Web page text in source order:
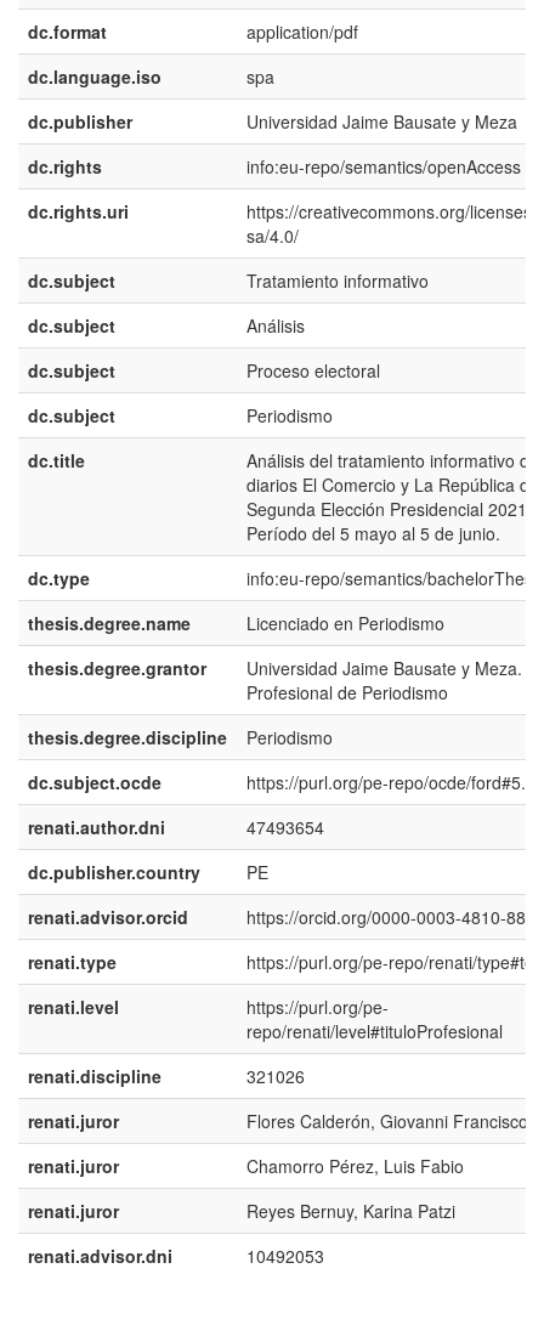
dc.format
application/pdf
dc.language.iso
spa
dc.publisher
Universidad Jaime Bausate y Meza
dc.rights
info:eu-repo/semantics/openAccess
dc.rights.uri
https://creativecommons.org/licenses/
sa/4.0/
dc.subject
Tratamiento informativo
dc.subject
Análisis
dc.subject
Proceso electoral
dc.subject
Periodismo
dc.title
Análisis del tratamiento informativo de
diarios El Comercio y La República de
Segunda Elección Presidencial 2021 –
Período del 5 mayo al 5 de junio.
dc.type
info:eu-repo/semantics/bachelorThesis
thesis.degree.name
Licenciado en Periodismo
thesis.degree.grantor
Universidad Jaime Bausate y Meza.
Profesional de Periodismo
thesis.degree.discipline
Periodismo
dc.subject.ocde
https://purl.org/pe-repo/ocde/
renati.author.dni
47493654
dc.publisher.country
PE
renati.advisor.orcid
https://orcid.org/0000-0003-4810-
renati.type
https://purl.org/pe-repo/renati/
renati.level
https://purl.org/pe-
repo/renati/level#tituloProfesional
renati.discipline
321026
renati.juror
Flores Calderón, Giovanni Francisco
renati.juror
Chamorro Pérez, Luis Fabio
renati.juror
Reyes Bernuy, Karina Patzi
renati.advisor.dni
10492053